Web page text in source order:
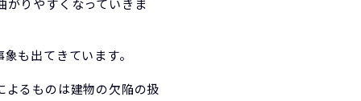
りやすくなっていきま
も出てきています。
よるものは建物の欠陥の扱